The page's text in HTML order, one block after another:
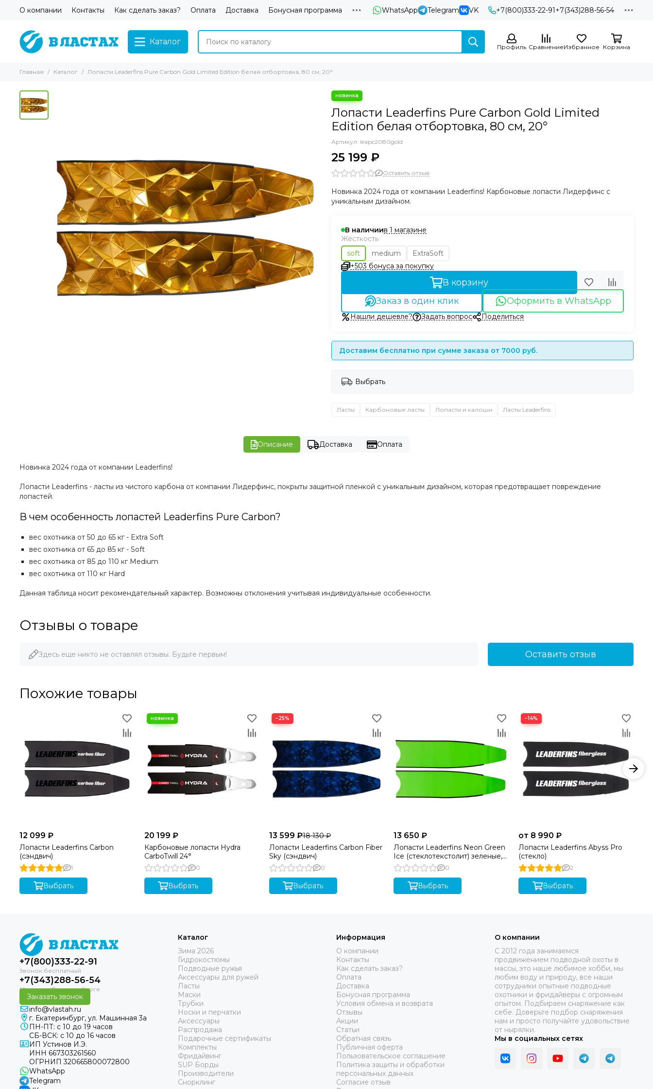
О компании Контакты Как сделать заказ? Оплата Доставка Бонусная программа WhatsApp Telegram VK +7(800)333-22-91+7(343)288-56-54
Каталог
Профиль СравнениеИзбранное Корзина
Главная Каталог Лопасти Leaderfins Pure Carbon Gold Limited Edition белая отбортовка, 80 см, 20°
Лопасти Leaderfins Pure Carbon Gold Limited
Edition белая отбортовка, 80 см, 20°
Артикул: leapc2080gold
25 199 ₽
Оставить отзыв
Новинка 2024 года от компании Leaderfins! Карбоновые лопасти Лидерфинс с
уникальным дизайном.
В наличиив 1 магазине
Жёсткость
soft
medium
ExtraSoft
+503 бонуса за покупку
В корзину
Заказ в один клик
Оформить в WhatsApp
Нашли дешевле? Задать вопрос Поделиться
Доставим бесплатно при сумме заказа от 7000 руб.
Выбрать
Ласты Карбоновые ласты Лопасти и калоши Ласты Leaderfins
Описание Доставка Оплата
Новинка 2024 года от компании Leaderfins!
Лопасти Leaderfins - ласты из чистого карбона от компании Лидерфинс, покрыты защитной пленкой с уникальным дизайном, которая предотвращает повреждение
лопастей.
В чем особенность лопастей Leaderfins Pure Carbon?
вес охотника от 50 до 65 кг - Extra Soft
вес охотника от 65 до 85 кг - Soft
вес охотника от 85 до 110 кг Medium
вес охотника от 110 кг Hard
Данная таблица носит рекомендательный характер. Возможны отклонения учитывая индивидуальные особенности.
Отзывы о товаре
Здесь еще никто не оставлял отзывы. Будьте первым! Оставить отзыв
Похожие товары
12 099 ₽
Лопасти Leaderfins Carbon
(сэндвич)
1
Выбрать
20 199 ₽
Карбоновые лопасти Hydra
CarboTwill 24°
0
Выбрать
−25%
13 599 ₽18 130 ₽
Лопасти Leaderfins Carbon Fiber
Sky (сэндвич)
0
Выбрать
13 650 ₽
Лопасти Leaderfins Neon Green
Ice (стеклотекстолит) зеленые, с
черной отбортовкой, без
наклейки, 20°
0
Выбрать
−14%
от 8 990 ₽
Лопасти Leaderfins Abyss Pro
(стекло)
2
Выбрать
+7(800)333-22-91
+7(343)288-56-54
Заказать звонок
info@vlastah.ru
г. Екатеринбург, ул. Машинная 3а
ПН-ПТ: с 10 до 19 часов
СБ-ВСК: с 10 до 16 часов
ИП Устинов И.Э.
ИНН 667303261560
ОГРНИП 320665800072800
WhatsApp
Telegram
Каталог
Зима 2026
Гидрокостюмы
Подводные ружья
Аксессуары для ружей
Ласты
Маски
Трубки
Носки и перчатки
Аксессуары
Распродажа
Подарочные сертификаты
Комплекты
Фридайвинг
SUP Борды
Производители
Снорклинг
Информация
О компании
Контакты
Как сделать заказ?
Оплата
Доставка
Бонусная программа
Условия обмена и возврата
Отзывы
Акции
Статьи
Обратная связь
Публичная оферта
Пользовательское соглашение
Политика защиты и обработки
персональных данных
Согласие отзыв
О компании
C 2012 года занимаемся
продвижением подводной охоты в
массы, это наше любимое хобби, мы
любим воду и природу, все наши
сотрудники опытные подводные
охотники и фридайверы с огромным
опытом. Подбираем снаряжение как
себе. Доверьте подбор снаряжения
нам и просто получайте удовольствие
от нырялки.
Мы в социальных сетях